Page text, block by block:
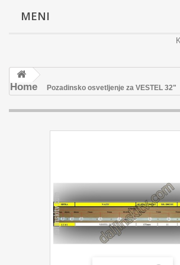
MENI
Home Pozadinsko osvetljenje za VESTEL 32"